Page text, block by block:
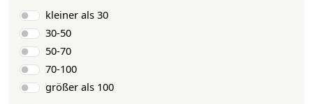
Choiceskleiner als 30
30-50
50-70
70-100
größer als 100